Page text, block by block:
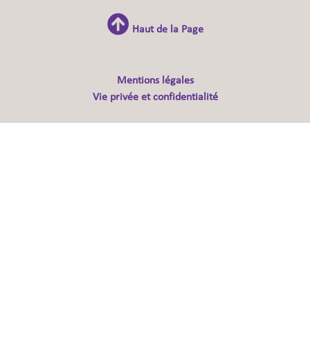
Haut de la Page
Mentions légales
Vie privée et confidentialité